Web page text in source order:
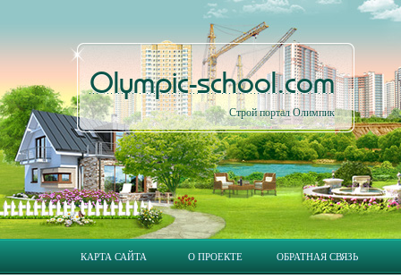
Olympic-school.com
Строй портал Олимпик
КАРТА САЙТА О ПРОЕКТЕ ОБРАТНАЯ СВЯЗЬ